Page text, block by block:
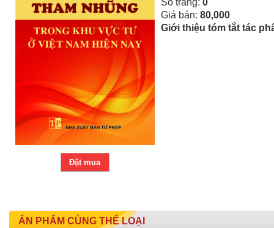
Đặt mua
Giá bán: 80,000
Giới thiệu tóm tắt tác
ẤN PHẨM CÙNG THỂ LOẠI